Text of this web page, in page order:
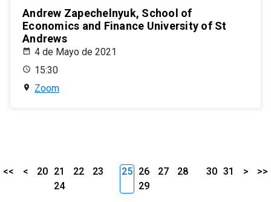
Andrew Zapechelnyuk, School of
Economics and Finance University of St
Andrews
4 de Mayo de 2021
15:30
Zoom
<< < 20 21 22
23
24
25 26 27
28
29
30 31 > >>